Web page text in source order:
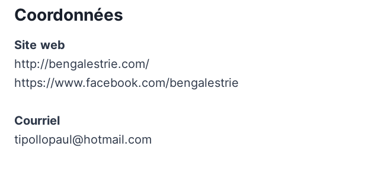
Coordonnées
Site web
http://bengalestrie.com/
https://www.facebook.com/bengalestrie
Courriel
tipollopaul@hotmail.com